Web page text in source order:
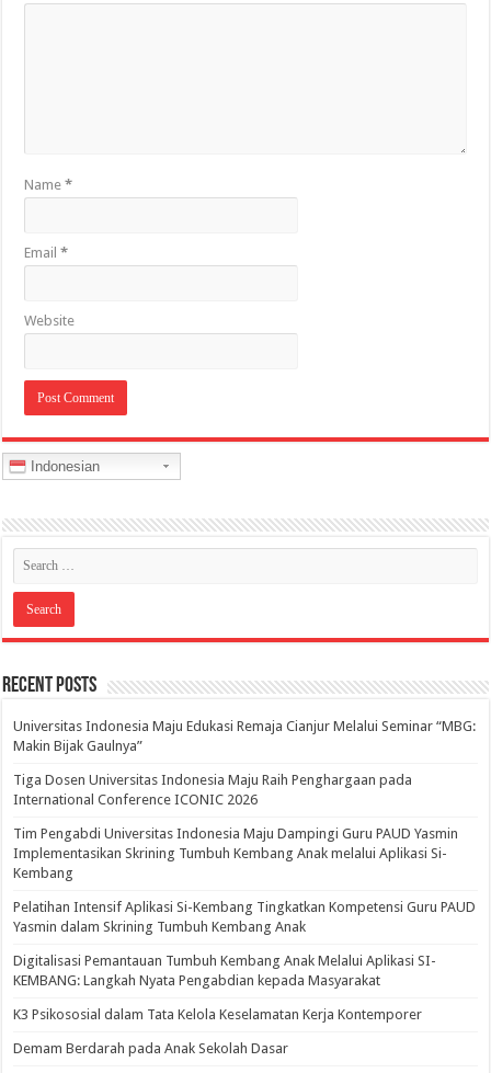
Name*
Email*
Website
Indonesian
Recent Posts
Universitas Indonesia Maju Edukasi Remaja Cianjur Melalui Seminar “MBG:
Makin Bijak Gaulnya”
Tiga Dosen Universitas Indonesia Maju Raih Penghargaan pada
International Conference ICONIC 2026
Tim Pengabdi Universitas Indonesia Maju Dampingi Guru PAUD Yasmin
Implementasikan Skrining Tumbuh Kembang Anak melalui Aplikasi Si-
Kembang
Pelatihan Intensif Aplikasi Si-Kembang Tingkatkan Kompetensi Guru PAUD
Yasmin dalam Skrining Tumbuh Kembang Anak
Digitalisasi Pemantauan Tumbuh Kembang Anak Melalui Aplikasi SI-
KEMBANG: Langkah Nyata Pengabdian kepada Masyarakat
K3 Psikososial dalam Tata Kelola Keselamatan Kerja Kontemporer
Demam Berdarah pada Anak Sekolah Dasar